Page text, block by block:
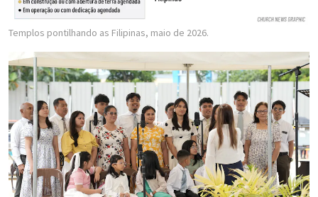
Templos pontilhando as Filipinas, maio de 2026.